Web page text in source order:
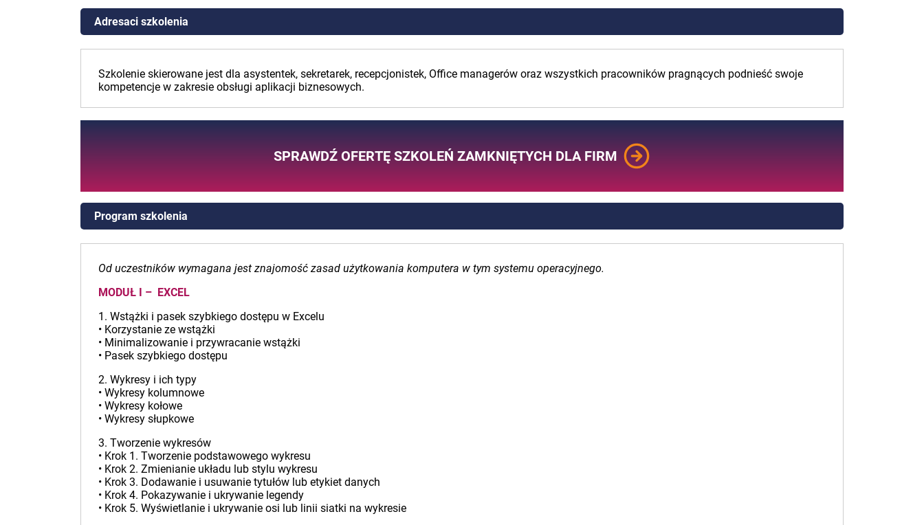
Adresaci szkolenia
Szkolenie skierowane jest dla asystentek, sekretarek, recepcjonistek, Office managerów oraz wszystkich pracowników pragnących podnieść swoje
kompetencje w zakresie obsługi aplikacji biznesowych.
SPRAWDŹ OFERTĘ SZKOLEŃ ZAMKNIĘTYCH DLA FIRM
Program szkolenia
Od uczestników wymagana jest znajomość zasad użytkowania komputera w tym systemu operacyjnego.
MODUŁ I – EXCEL
1. Wstążki i pasek szybkiego dostępu w Excelu
• Korzystanie ze wstążki
• Minimalizowanie i przywracanie wstążki
• Pasek szybkiego dostępu
2. Wykresy i ich typy
• Wykresy kolumnowe
• Wykresy kołowe
• Wykresy słupkowe
3. Tworzenie wykresów
• Krok 1. Tworzenie podstawowego wykresu
• Krok 2. Zmienianie układu lub stylu wykresu
• Krok 3. Dodawanie i usuwanie tytułów lub etykiet danych
• Krok 4. Pokazywanie i ukrywanie legendy
• Krok 5. Wyświetlanie i ukrywanie osi lub linii siatki na wykresie